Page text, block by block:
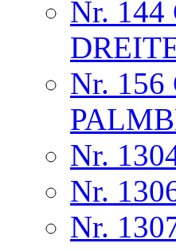
Nr.
Nr.
Nr.
Nr.
Nr.